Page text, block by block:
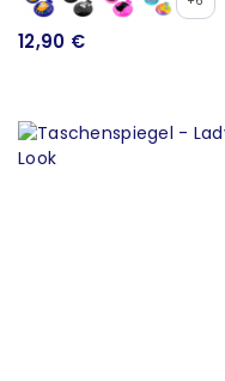
12,90 €